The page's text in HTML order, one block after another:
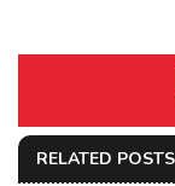
RELATED POSTS